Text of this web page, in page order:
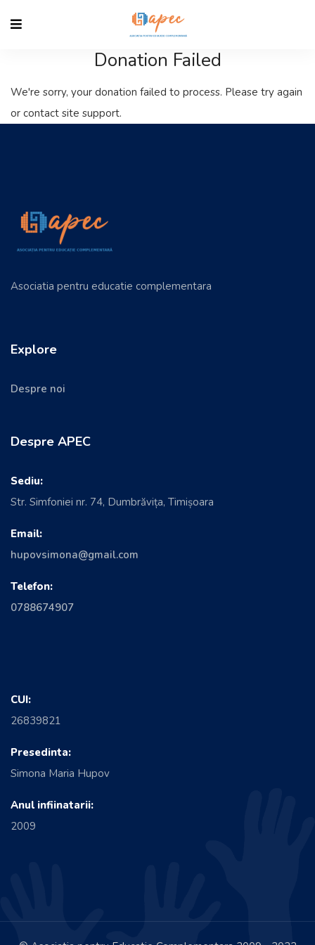
Donation Failed
We're sorry, your donation failed to process. Please try again
or contact site support.
Asociatia pentru educatie complementara
Explore
Despre noi
Despre APEC
Sediu:
Str. Simfoniei nr. 74, Dumbrăvița, Timișoara
Email:
hupovsimona@gmail.com
Telefon:
0788674907
CUI:
26839821
Presedinta:
Simona Maria Hupov
Anul infiinatarii:
2009